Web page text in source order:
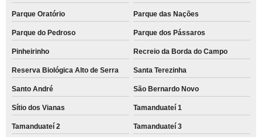
Parque Oratório Parque das Nações
Parque do Pedroso Parque dos Pássaros
Pinheirinho Recreio da Borda do Campo
Reserva Biológica Alto de Serra Santa Terezinha
Santo André São Bernardo Novo
Sítio dos Vianas Tamanduateí 1
Tamanduateí 2 Tamanduateí 3